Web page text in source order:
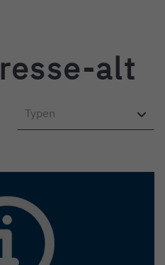
alt
Typen